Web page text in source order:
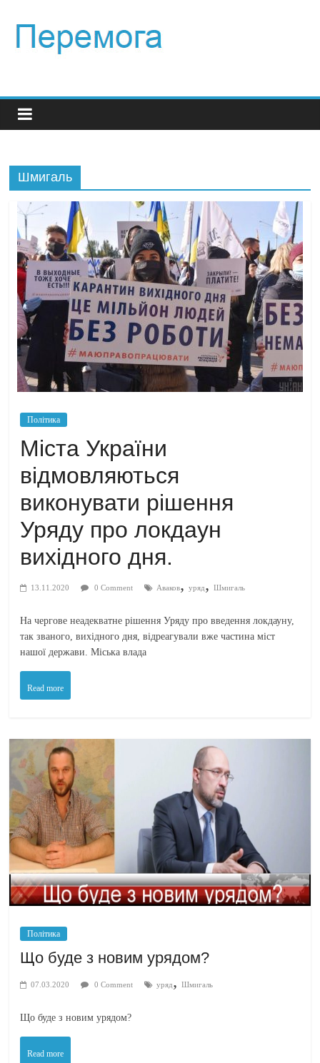
Шмигаль
Політика
Міста України
відмовляються
виконувати рішення
Уряду про локдаун
вихідного дня.
13.11.2020 0 Comment Аваков,уряд,Шмигаль
На чергове неадекватне рішення Уряду про введення локдауну,
так званого, вихідного дня, відреагували вже частина міст
нашої держави. Міська влада
Read more
Політика
Що буде з новим урядом?
07.03.2020 0 Comment уряд,Шмигаль
Що буде з новим урядом?
Read more